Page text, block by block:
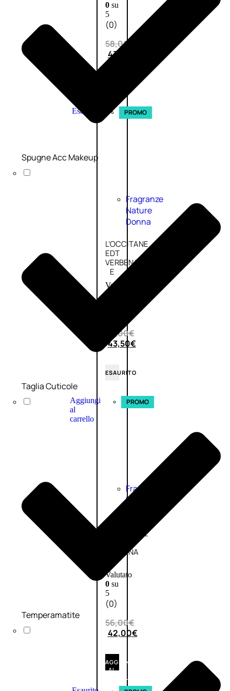
0su
5
(0)
58,00
43,50
Esaurito PROMO
Fragranze
Nature
Donna
L’OCCITANE
EDT
VERBENA
E
Valutato
58,00€
43,50€
ESAURITO
Aggiungi
al
carrello
PROMO
Fragranze
Nature
L’OCCITANE
VERBENA
Valutato
0su
5
(0)
56,00€
42,00€
AGGIUNGI
AL
CARRELLO
Spugne Acc Makeup
Taglia Cuticole
Temperamatite